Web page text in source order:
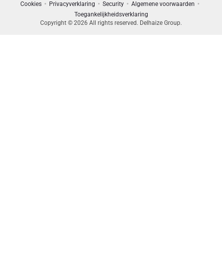
Cookies Privacyverklaring Security
Algemene voorwaarden
Toegankelijkheidsverklaring
Copyright © 2026 All rights reserved. Delhaize Group.